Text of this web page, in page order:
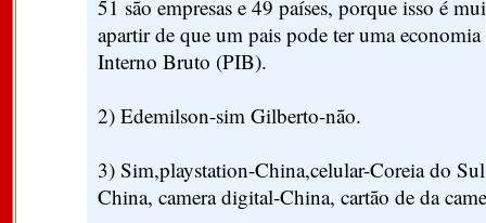
51 são empresas e 49 países, porque isso é
apartir de que um pais pode ter uma
Interno Bruto (PIB).
2) Edemilson-sim Gilberto-não.
3) Sim,playstation-China,celular-Coreia do
China, camera digital-China, cartão de da